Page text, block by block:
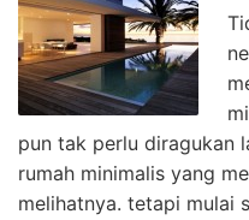
pun tak perlu diragukan
rumah minimalis yang
melihatnya. tetapi mulai